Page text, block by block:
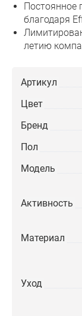
Постоянное
благодаря
летию
Артикул
Цвет
Бренд
Пол
Модель
Активность
Материал
Уход